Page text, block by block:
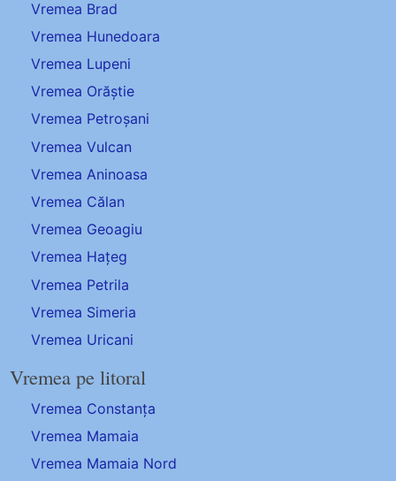
Vremea Brad
Vremea Hunedoara
Vremea Lupeni
Vremea Orăștie
Vremea Petroșani
Vremea Vulcan
Vremea Aninoasa
Vremea Călan
Vremea Geoagiu
Vremea Hațeg
Vremea Petrila
Vremea Simeria
Vremea Uricani
Vremea pe litoral
Vremea Constanța
Vremea Mamaia
Vremea Mamaia Nord